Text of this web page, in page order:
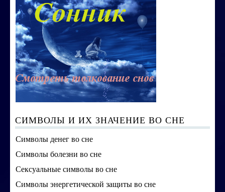
СИМВОЛЫ И ИХ ЗНАЧЕНИЕ ВО СНЕ
Символы денег во сне
Символы болезни во сне
Сексуальные символы во сне
Символы энергетической защиты во сне